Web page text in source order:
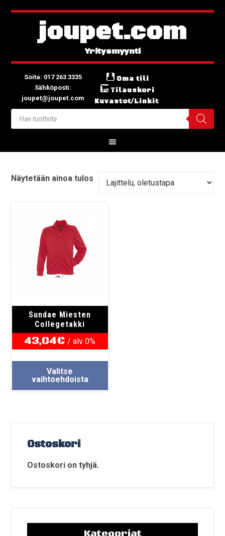
joupet.com
Soita: 017 263 3335
Sähköposti:
joupet@joupet.com
Oma tili
Tilauskori
Kuvastot/Linkit
Näytetään ainoa tulos
Sundae Miesten
Collegetakki
43,04€ / alv 0%
Valitse
vaihtoehdoista
Tällä
Ostoskori
Ostoskori on tyhjä.
Kategoriat